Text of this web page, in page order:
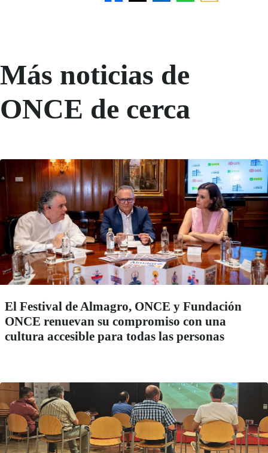
Más noticias de
ONCE de cerca
El Festival de Almagro, ONCE y Fundación
ONCE renuevan su compromiso con una
cultura accesible para todas las personas